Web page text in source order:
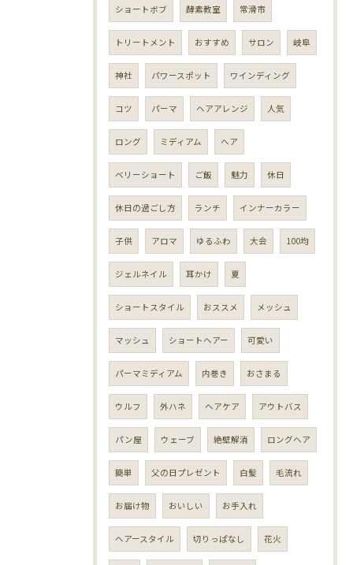
ショートボブ 酵素教室 常滑市
トリートメント おすすめ サロン 岐阜
神社 パワースポット ワインディング
コツ パーマ ヘアアレンジ 人気
ロング ミディアム ヘア
ベリーショート ご飯 魅力 休日
休日の過ごし方 ランチ インナーカラー
子供 アロマ ゆるふわ 大会 100均
ジェルネイル 耳かけ 夏
ショートスタイル おススメ メッシュ
マッシュ ショートヘアー 可愛い
パーマミディアム 内巻き おさまる
ウルフ 外ハネ ヘアケア アウトバス
パン屋 ウェーブ 絶壁解消 ロングヘア
簡単 父の日プレゼント 白髪 毛流れ
お届け物 おいしい お手入れ
ヘアースタイル 切りっぱなし 花火